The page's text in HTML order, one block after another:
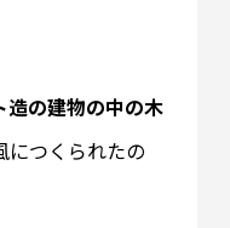
造の建物の中の木
につくられたの